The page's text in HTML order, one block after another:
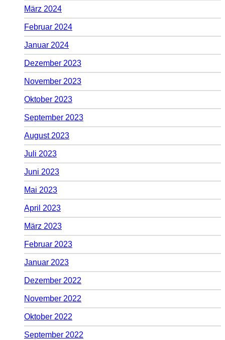
März 2024
Februar 2024
Januar 2024
Dezember 2023
November 2023
Oktober 2023
September 2023
August 2023
Juli 2023
Juni 2023
Mai 2023
April 2023
März 2023
Februar 2023
Januar 2023
Dezember 2022
November 2022
Oktober 2022
September 2022